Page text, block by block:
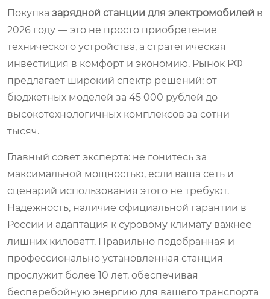
Покупка зарядной станции для электромобилей в
2026 году — это не просто приобретение
технического устройства, а стратегическая
инвестиция в комфорт и экономию. Рынок РФ
предлагает широкий спектр решений: от
бюджетных моделей за 45 000 рублей до
высокотехнологичных комплексов за сотни
тысяч.
Главный совет эксперта: не гонитесь за
максимальной мощностью, если ваша сеть и
сценарий использования этого не требуют.
Надежность, наличие официальной гарантии в
России и адаптация к суровому климату важнее
лишних киловатт. Правильно подобранная и
профессионально установленная станция
прослужит более 10 лет, обеспечивая
бесперебойную энергию для вашего транспорта